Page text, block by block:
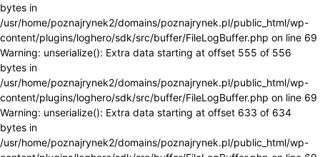
bytes in
/usr/home/poznajrynek2/domains/poznajrynek.pl/public_html/wp-
content/plugins/loghero/sdk/src/buffer/FileLogBuffer.php on line 69
Warning: unserialize(): Extra data starting at offset 555 of 556
bytes in
/usr/home/poznajrynek2/domains/poznajrynek.pl/public_html/wp-
content/plugins/loghero/sdk/src/buffer/FileLogBuffer.php on line 69
Warning: unserialize(): Extra data starting at offset 633 of 634
bytes in
/usr/home/poznajrynek2/domains/poznajrynek.pl/public_html/wp-